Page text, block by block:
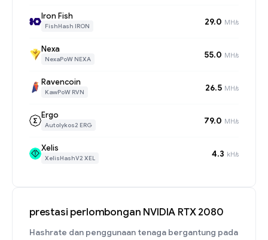
Iron Fish
FishHash IRON 29.0 MH/s
Nexa
NexaPoW NEXA 55.0 MH/s
Ravencoin
KawPoW RVN 26.5 MH/s
Ergo
Autolykos2 ERG 79.0 MH/s
Xelis
XelisHashV2 XEL 4.3 kH/s
prestasi perlombongan NVIDIA RTX 2080
Hashrate dan penggunaan tenaga bergantung pada